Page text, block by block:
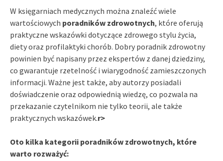
W księgarniach medycznych można znaleźć wiele
wartościowych poradników zdrowotnych, które oferują
praktyczne wskazówki dotyczące zdrowego stylu życia,
diety oraz profilaktyki chorób. Dobry poradnik zdrowotny
powinien być napisany przez ekspertów z danej dziedziny,
co gwarantuje rzetelność i wiarygodność zamieszczonych
informacji. Ważne jest także, aby autorzy posiadali
doświadczenie oraz odpowiednią wiedzę, co pozwala na
przekazanie czytelnikom nie tylko teorii, ale także
praktycznych wskazówek.r>
Oto kilka kategorii poradników zdrowotnych, które
warto rozważyć: